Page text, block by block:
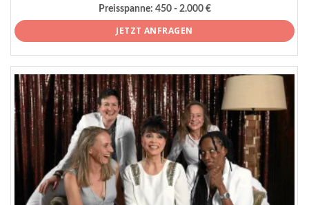
Preisspanne: 450 - 2.000 €
JETZT ANFRAGEN